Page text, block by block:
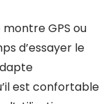
GPS ou
d’essayer le
est confortable